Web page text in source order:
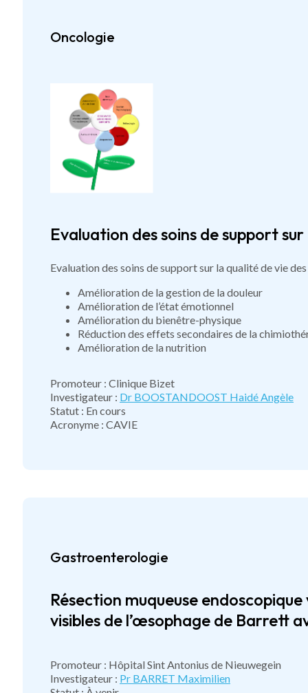
Oncologie
Evaluation des soins de support
Evaluation des soins de support sur la qualité de vie
Amélioration de la gestion de la douleur
Amélioration de l’état émotionnel
Amélioration du bienêtre-physique
Réduction des effets secondaires de la
Amélioration de la nutrition
Promoteur : Clinique Bizet
Investigateur : Dr BOOSTANDOOST Haidé Angèle
Statut : En cours
Acronyme : CAVIE
Gastroenterologie
Résection muqueuse
visibles de l’œsophage de Barrett
Promoteur : Hôpital Sint Antonius de Nieuwegein
Investigateur : Pr BARRET Maximilien